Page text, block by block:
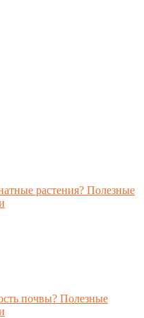
растения? Полезные
почвы? Полезные